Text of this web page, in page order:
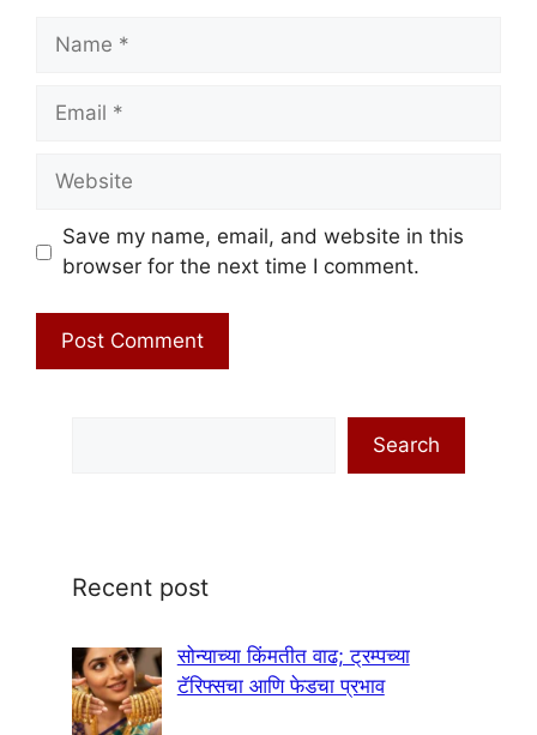
Name
Email
Website
Save my name, email, and website in this
browser for the next time I comment.
Search
Recent post
सोन्याच्या किंमतीत वाढ; ट्रम्पच्या
टॅरिफ्सचा आणि फेडचा प्रभाव